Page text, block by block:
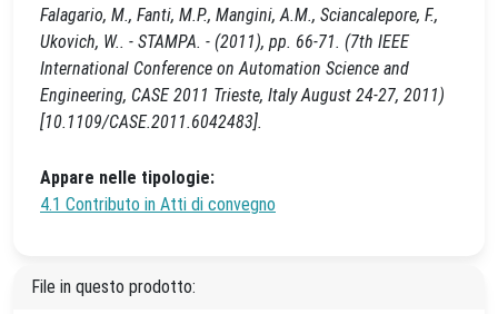
Falagario, M., Fanti, M.P., Mangini, A.M., Sciancalepore, F.,
Ukovich, W.. - STAMPA. - (2011), pp. 66-71. (7th IEEE
International Conference on Automation Science and
Engineering, CASE 2011 Trieste, Italy August 24-27, 2011)
[10.1109/CASE.2011.6042483].
Appare nelle tipologie:
4.1 Contributo in Atti di convegno
File in questo prodotto: